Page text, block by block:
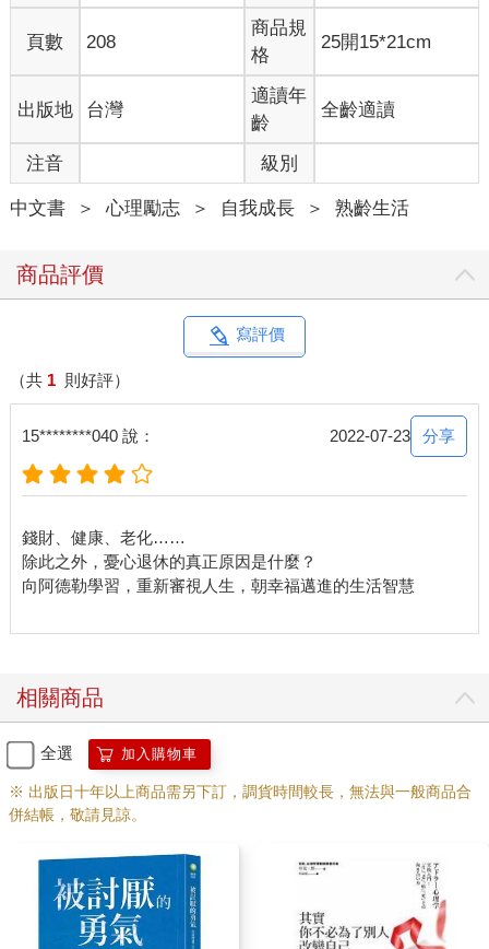
頁數 208
商品規
格
25開15*21cm
出版地 台灣
適讀年
齡
全齡適讀
注音 級別
中文書 ＞ 心理勵志 ＞ 自我成長 ＞ 熟齡生活
商品評價
寫評價
（共 1 則好評）
15********040 說： 2022-07-23 分享
錢財、健康、老化……
除此之外，憂心退休的真正原因是什麼？
向阿德勒學習，重新審視人生，朝幸福邁進的生活智慧
相關商品
全選 加入購物車
※ 出版日十年以上商品需另下訂，調貨時間較長，無法與一般商品合
併結帳，敬請見諒。